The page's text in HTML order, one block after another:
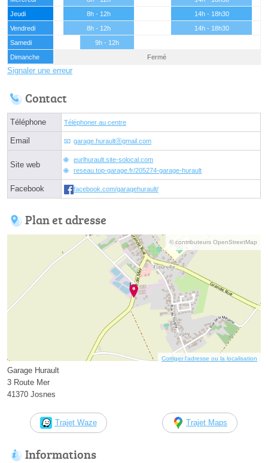
Jeudi
8h - 12h
14h - 18h30
Vendredi
8h - 12h
14h - 18h30
Samedi
9h - 12h
Dimanche
Fermé
Signaler une erreur
Contact
Téléphone Téléphoner au centre
Email garage.huraultⓐgmail.com
Site web
eurlhurault.site-solocal.com
reseau.top-garage.fr/205274-garage-hurault
Facebook facebook.com/garagehurault/
Plan et adresse
© contributeurs OpenStreetMap
Corriger l’adresse ou la localisation
Garage Hurault
3 Route Mer
41370 Josnes
Trajet Waze Trajet Maps
Informations